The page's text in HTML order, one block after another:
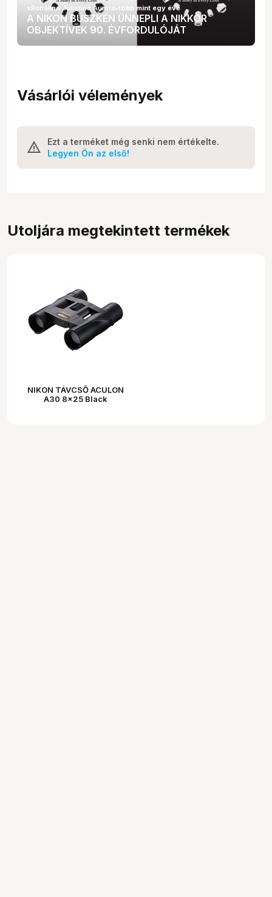
A NIKON BÜSZKÉN ÜNNEPLI A NIKKOR
OBJEKTÍVEK 90. ÉVFORDULÓJÁT
xRobalino Julianna Auróra•több mint egy éve
Vásárlói vélemények
Ezt a terméket még senki nem értékelte.
Legyen Ön az első!
Utoljára megtekintett termékek
NIKON TÁVCSŐ ACULON
A30 8x25 Black